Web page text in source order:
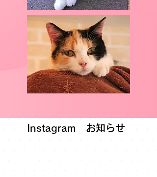
Instagram お知らせ